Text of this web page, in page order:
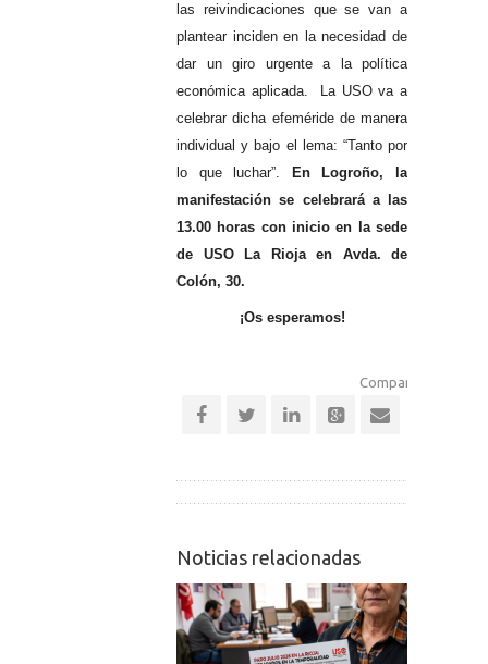
las reivindicaciones que se van a
plantear inciden en la necesidad de
dar un giro urgente a la política
económica aplicada. La USO va a
celebrar dicha efeméride de manera
individual y bajo el lema: “Tanto por
lo que luchar”.
En Logroño, la
manifestación se celebrará a las
13.00 horas con inicio en la sede
de USO La Rioja en Avda. de
Colón, 30.
¡Os esperamos!
Comparte esta
Noticias relacionadas